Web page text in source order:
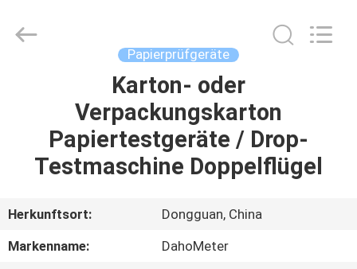
PRODUKTE
UNS
Developed
Papierprüfgeräte
Karton- oder
Verpackungskarton
Papiertestgeräte / Drop-
Testmaschine Doppelflügel
Herkunftsort:
Dongguan, China
Markenname:
DahoMeter